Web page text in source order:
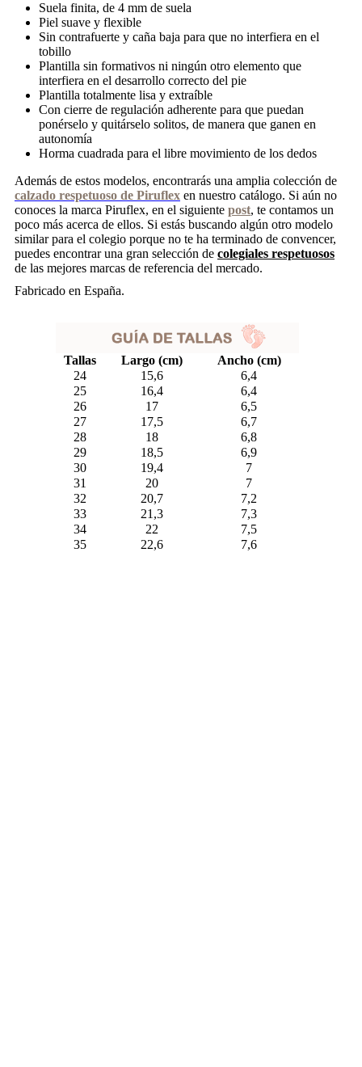
Suela finita, de 4 mm de suela
Piel suave y flexible
Sin contrafuerte y caña baja para que no interfiera en el
tobillo
Plantilla sin formativos ni ningún otro elemento que
interfiera en el desarrollo correcto del pie
Plantilla totalmente lisa y extraíble
Con cierre de regulación adherente para que puedan
ponérselo y quitárselo solitos, de manera que ganen en
autonomía
Horma cuadrada para el libre movimiento de los dedos
Además de estos modelos, encontrarás una amplia colección de
calzado respetuoso de Piruflex en nuestro catálogo. Si aún no
conoces la marca Piruflex, en el siguiente post, te contamos un
poco más acerca de ellos. Si estás buscando algún otro modelo
similar para el colegio porque no te ha terminado de convencer,
puedes encontrar una gran selección de colegiales respetuosos
de las mejores marcas de referencia del mercado.
Fabricado en España.
Tallas Largo (cm)
Ancho (cm)
24
15,6
6,4
25
16,4
6,4
26
17
6,5
27
17,5
6,7
28
18
6,8
29
18,5
6,9
30
19,4
7
31
20
7
32
20,7
7,2
33
21,3
7,3
34
22
7,5
35
22,6 7,6